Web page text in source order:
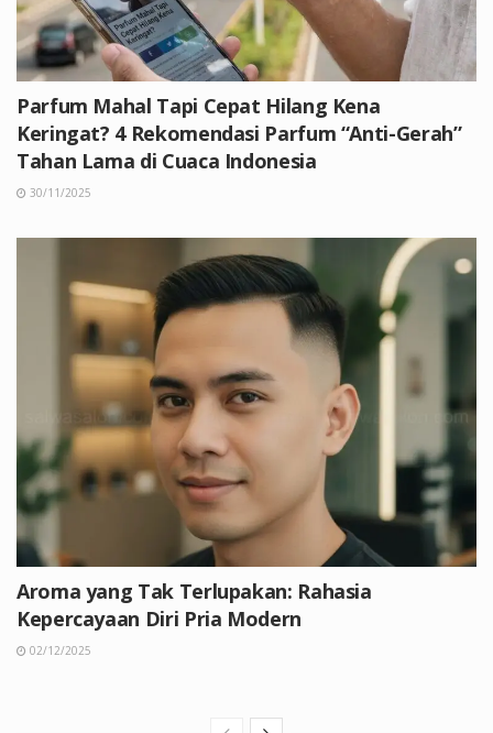
Parfum Mahal Tapi Cepat Hilang Kena
Keringat? 4 Rekomendasi Parfum “Anti-Gerah”
Tahan Lama di Cuaca Indonesia
30/11/2025
Aroma yang Tak Terlupakan: Rahasia
Kepercayaan Diri Pria Modern
02/12/2025